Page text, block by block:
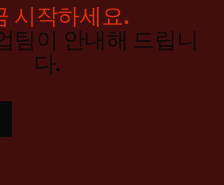
시작하세요.
팀이 안내해 드립니
다.